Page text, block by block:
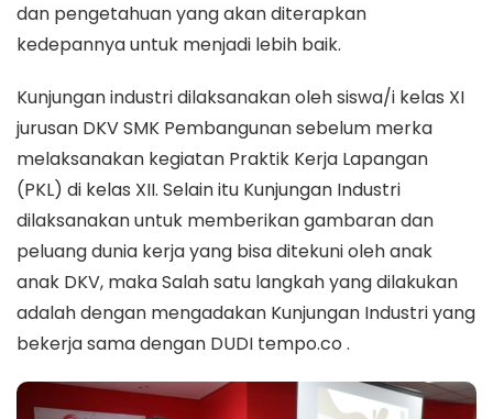
dan pengetahuan yang akan diterapkan
kedepannya untuk menjadi lebih baik.
Kunjungan industri dilaksanakan oleh siswa/i kelas XI
jurusan DKV SMK Pembangunan sebelum merka
melaksanakan kegiatan Praktik Kerja Lapangan
(PKL) di kelas XII. Selain itu Kunjungan Industri
dilaksanakan untuk memberikan gambaran dan
peluang dunia kerja yang bisa ditekuni oleh anak
anak DKV, maka Salah satu langkah yang dilakukan
adalah dengan mengadakan Kunjungan Industri yang
bekerja sama dengan DUDI tempo.co .